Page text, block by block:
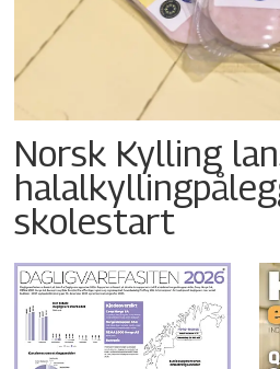
Norsk Kylling
skolestart